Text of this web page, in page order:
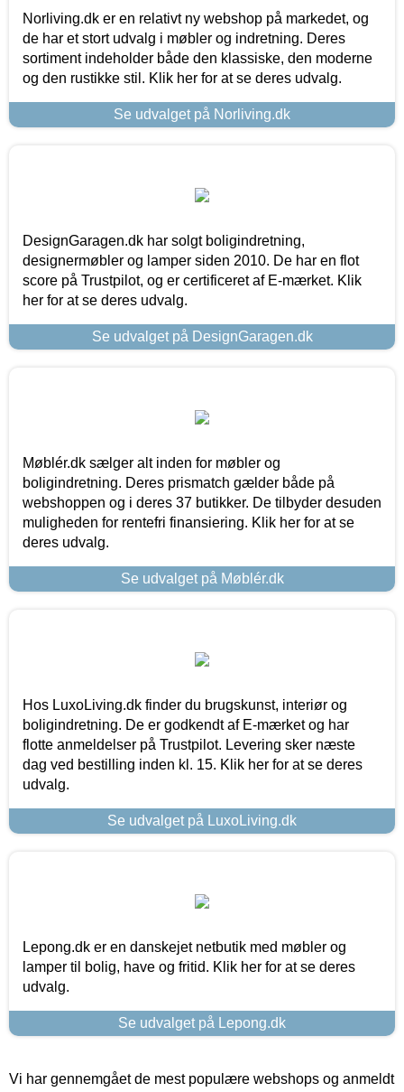
Norliving.dk er en relativt ny webshop på markedet, og
de har et stort udvalg i møbler og indretning. Deres
sortiment indeholder både den klassiske, den moderne
og den rustikke stil. Klik her for at se deres udvalg.
Se udvalget på Norliving.dk
DesignGaragen.dk har solgt boligindretning,
designermøbler og lamper siden 2010. De har en flot
score på Trustpilot, og er certificeret af E-mærket. Klik
her for at se deres udvalg.
Se udvalget på DesignGaragen.dk
Møblér.dk sælger alt inden for møbler og
boligindretning. Deres prismatch gælder både på
webshoppen og i deres 37 butikker. De tilbyder desuden
muligheden for rentefri finansiering. Klik her for at se
deres udvalg.
Se udvalget på Møblér.dk
Hos LuxoLiving.dk finder du brugskunst, interiør og
boligindretning. De er godkendt af E-mærket og har
flotte anmeldelser på Trustpilot. Levering sker næste
dag ved bestilling inden kl. 15. Klik her for at se deres
udvalg.
Se udvalget på LuxoLiving.dk
Lepong.dk er en danskejet netbutik med møbler og
lamper til bolig, have og fritid. Klik her for at se deres
udvalg.
Se udvalget på Lepong.dk
Vi har gennemgået de mest populære webshops og anmeldt